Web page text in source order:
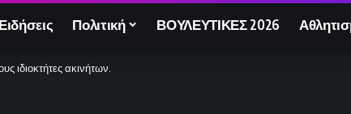
Πολιτική ΒΟΥΛΕΥΤΙΚΕΣ 2026
ιδιοκτήτες ακινήτων.